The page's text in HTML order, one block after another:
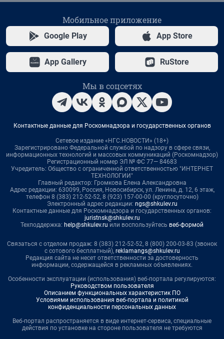
Мобильное приложение
Google Play App Store
App Gallery RuStore
Мы в соцсетях
Контактные данные для Роскомнадзора и государственных органов
Сетевое издание «НГС.НОВОСТИ» (18+)
Зарегистрировано Федеральной службой по надзору в сфере связи,
информационных технологий и массовых коммуникаций (Роскомнадзор)
Регистрационный номер ЭЛ № ФС 77— 84683
Учредитель: Общество с ограниченной ответственностью "ИНТЕРНЕТ
ТЕХНОЛОГИИ"
Главный редактор: Громкова Елена Александровна
Адрес редакции: 630099, Россия, Новосибирск, ул. Ленина, д. 12, 6 этаж,
телефон 8 (383) 212-52-52, 8 (923) 157-00-00 (круглосуточно)
Электронный адрес редакции: ngs@shkulev.ru
Контактные данные для Роскомнадзора и государственных органов:
juristnsk@shkulev.ru
Техподдержка: help@shkulev.ru или воспользуйтесь веб-формой
Связаться с отделом продаж: 8 (383) 212-52-52, 8 (800) 200-03-83 (звонок
с сотового бесплатный), reklamangs@shkulev.ru
Редакция сайта не несет ответственности за достоверность
информации, содержащейся в рекламных объявлениях.
Особенности эксплуатации (использования) веб-портала регулируются:
Руководством пользователя
Описанием функциональных характеристик ПО
Условиями использования веб-портала и политикой
конфиденциальности персональных данных
Веб-портал распространяется в виде интернет-сервиса, специальные
действия по установке на стороне пользователя не требуются